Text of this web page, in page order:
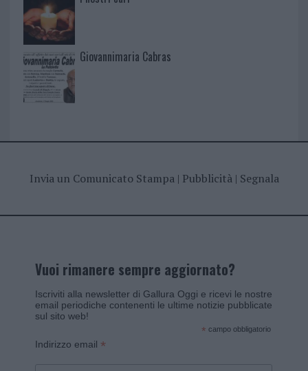
Giovannimaria Cabras
Invia un Comunicato Stampa| Pubblicità| Segnala
Vuoi rimanere sempre aggiornato?
Iscriviti alla newsletter di Gallura Oggi e ricevi le nostre
email periodiche contenenti le ultime notizie pubblicate
sul sito web!
* campo obbligatorio
Indirizzo email *